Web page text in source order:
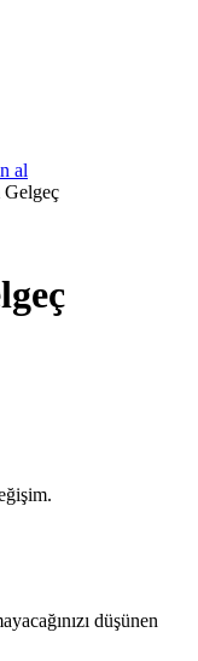
al
düşünen